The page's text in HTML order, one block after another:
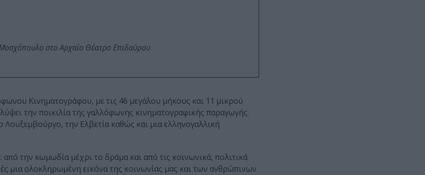
στο Αρχαίο Θέατρο Επιδαύρου
Κινηματογράφου, με τις 46 μεγάλου μήκους και 11 μικρού
την ποικιλία της γαλλόφωνης κινηματογραφικής παραγωγής.
Λουξεμβούργο, την Ελβετία καθώς και μια ελληνογαλλική
την κωμωδία μέχρι το δράμα και από τις κοινωνικά, πολιτικά
μια ολοκληρωμένη εικόνα της κοινωνίας μας και των ανθρώπινων